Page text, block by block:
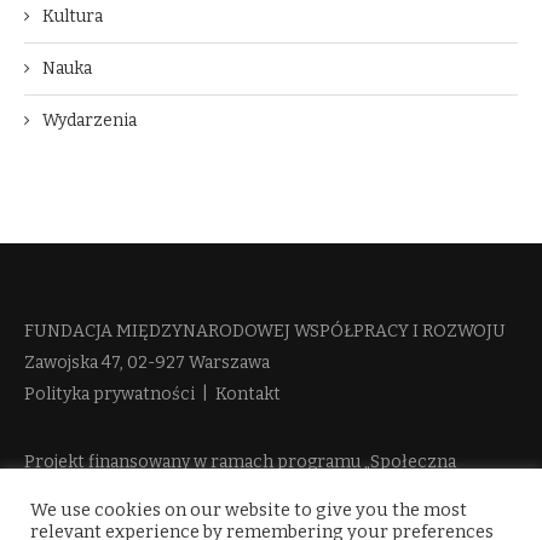
Kultura
Nauka
Wydarzenia
FUNDACJA MIĘDZYNARODOWEJ WSPÓŁPRACY I ROZWOJU​
Zawojska 47, 02-927 Warszawa
Polityka prywatności
Kontakt
Projekt finansowany w ramach programu „Społeczna
więcej informacji
We use cookies on our website to give you the most
relevant experience by remembering your preferences